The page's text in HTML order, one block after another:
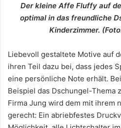
Der kleine Affe Fluffy auf
optimal in das freundliche
Kinderzimmer.
Liebevoll gestaltete Motive auf
ihren Teil dazu bei, dass jedes
eine persönliche Note erhält.
Beispiel das Dschungel-Thema
Firma Jung wird dem mit ihrem
gerecht: Ein abriebfestes